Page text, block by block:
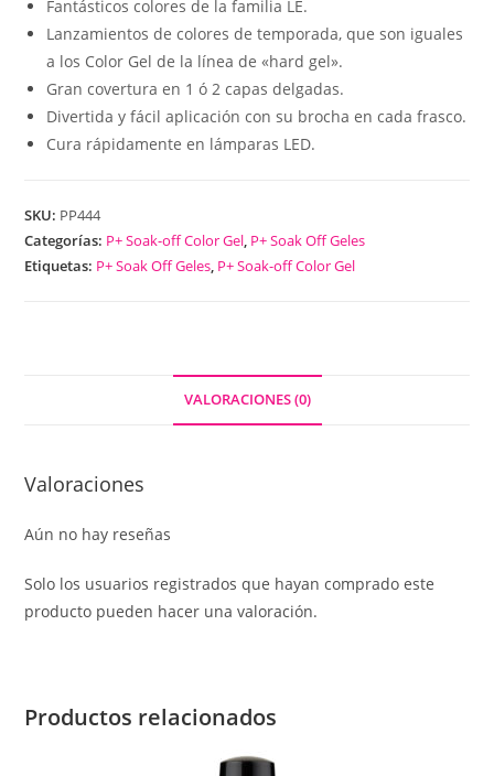
Fantásticos colores de la familia LE.
Lanzamientos de colores de temporada, que son iguales
a los Color Gel de la línea de «hard gel».
Gran covertura en 1 ó 2 capas delgadas.
Divertida y fácil aplicación con su brocha en cada frasco.
Cura rápidamente en lámparas LED.
SKU: PP444
Categorías: P+ Soak-off Color Gel P+ Soak Off Geles
Etiquetas: P+ Soak Off Geles P+ Soak-off Color Gel
VALORACIONES (0)
Valoraciones
Aún no hay reseñas
Solo los usuarios registrados que hayan comprado este
producto pueden hacer una valoración.
Productos relacionados